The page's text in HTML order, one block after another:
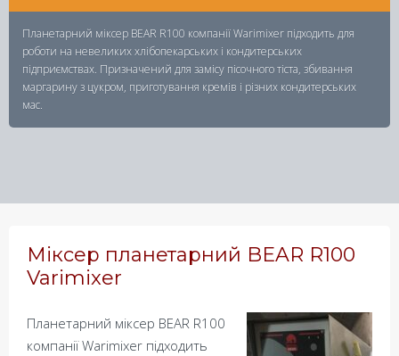
Планетарний міксер BEAR R100 компанії Warimixer підходить для
роботи на невеликих хлібопекарських і кондитерських
підприємствах. Призначений для замісу пісочного тіста, збивання
маргарину з цукром, приготування кремів і різних кондитерських
мас.
Міксер планетарний BEAR R100
Varimixer
Планетарний міксер BEAR R100
компанії Warimixer підходить